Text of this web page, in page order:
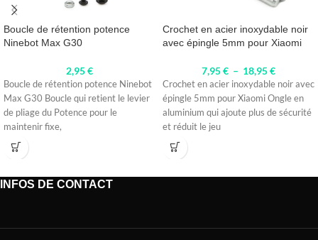
Boucle de rétention potence
Ninebot Max G30
2,95€
Boucle de rétention potence Ninebot
Max G30 Boucle qui retient le levier
de pliage du Potence pour le
maintenir fixe,
Crochet en acier inoxydable noir
avec épingle 5mm pour Xiaomi
7,95€ – 18,95€
Crochet en acier inoxydable noir avec
épingle 5mm pour Xiaomi Ongle en
aluminium qui ajoute plus de sécurité
et réduit le jeu
INFOS DE CONTACT